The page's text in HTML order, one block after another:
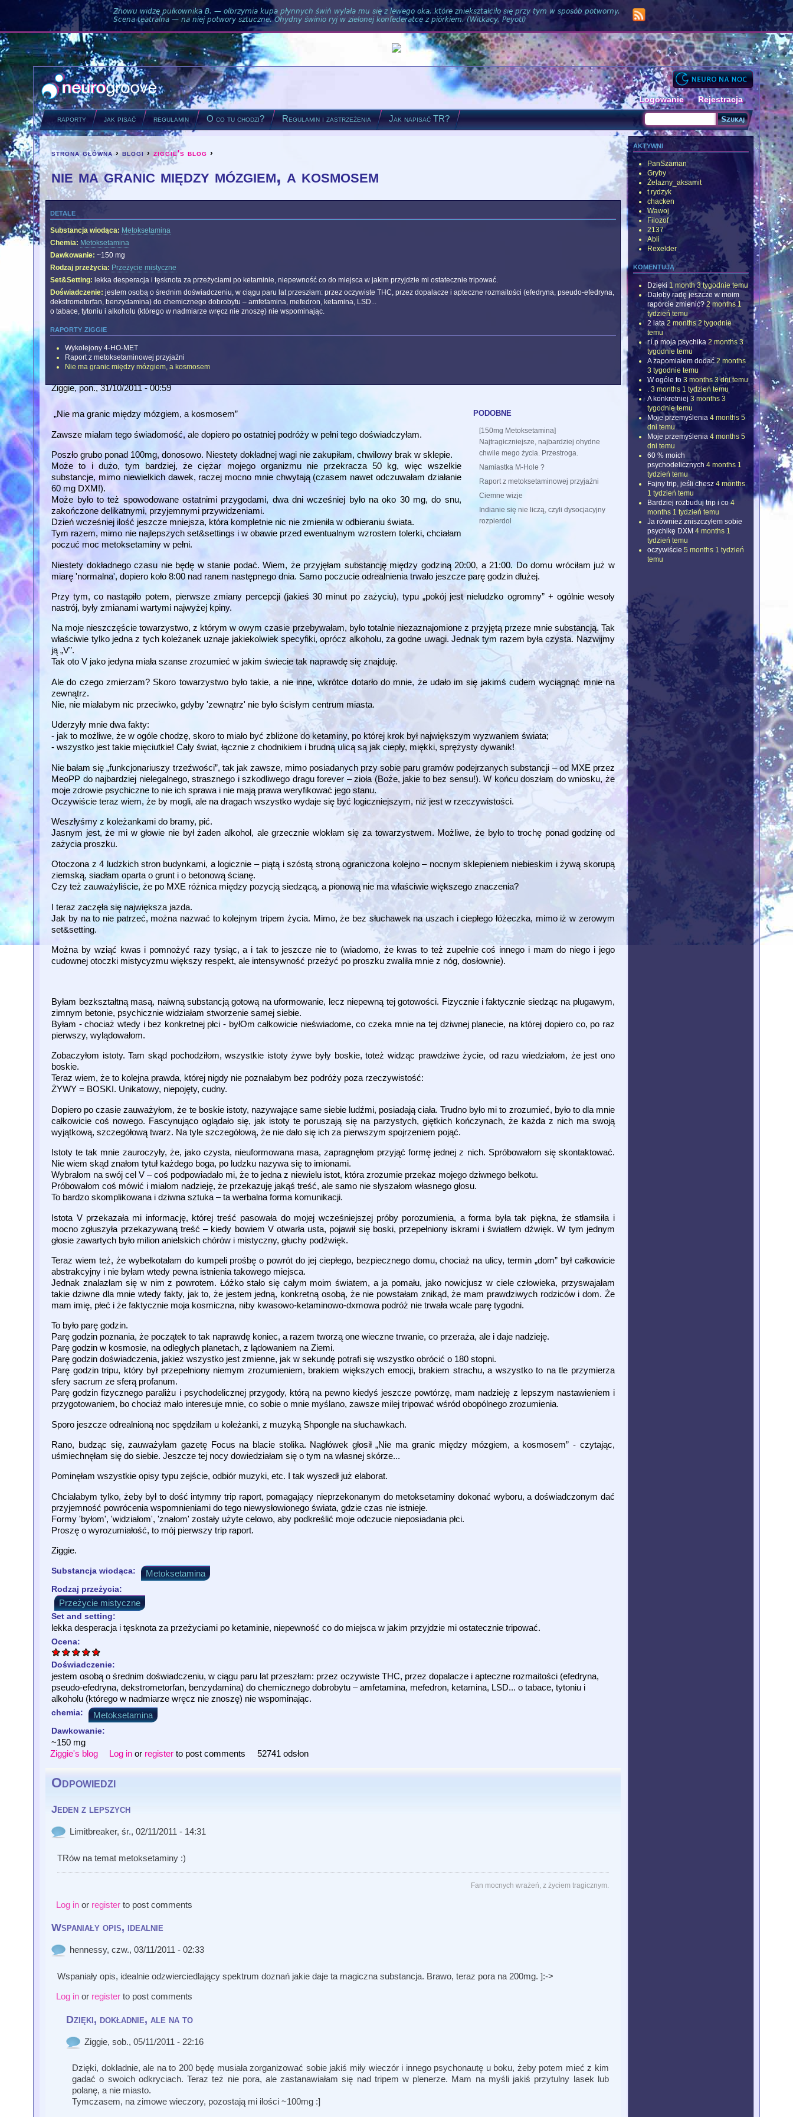
Znowu widzę pułkownika B. — olbrzymia kupa płynnych świń wylała mu się z lewego oka, które zniekształciło się przy tym w sposób potworny.
Scena teatralna — na niej potwory sztuczne. Ohydny świnio ryj w zielonej konfederatce z piórkiem. (Witkacy, Peyotl)
Logowanie Rejestracja
raporty jak pisać regulamin O co tu chodzi? Regulamin i zastrzeżenia Jak napisać TR?
Formularz wyszukiwania
you are here
strona główna ›blogi ›ziggie's blog ›
nie ma granic między mózgiem, a kosmosem
detale
Substancja wiodąca: Metoksetamina
Chemia: Metoksetamina
Dawkowanie: ~150 mg
Rodzaj przeżycia: Przeżycie mistyczne
Set&Setting: lekka desperacja i tęsknota za przeżyciami po ketaminie, niepewność co do miejsca w jakim przyjdzie mi ostatecznie tripować.
Doświadczenie: jestem osobą o średnim doświadczeniu, w ciągu paru lat przeszłam: przez oczywiste THC, przez dopalacze i apteczne rozmaitości (efedryna, pseudo-efedryna,
dekstrometorfan, benzydamina) do chemicznego dobrobytu – amfetamina, mefedron, ketamina, LSD...
o tabace, tytoniu i alkoholu (którego w nadmiarze wręcz nie znoszę) nie wspominając.
raporty ziggie
Wykolejony 4-HO-MET
Raport z metoksetaminowej przyjaźni
Nie ma granic między mózgiem, a kosmosem
Ziggie, pon., 31/10/2011 - 00:59
podobne
[150mg Metoksetamina]
Najtragiczniejsze, najbardziej ohydne
chwile mego życia. Przestroga.
Namiastka M-Hole ?
Raport z metoksetaminowej przyjaźni
Ciemne wizje
Indianie się nie liczą, czyli dysocjacyjny
rozpierdol
„Nie ma granic między mózgiem, a kosmosem”
Zawsze miałam tego świadomość, ale dopiero po ostatniej podróży w pełni tego doświadczyłam.
Poszło grubo ponad 100mg, donosowo. Niestety dokładnej wagi nie zakupiłam, chwilowy brak w sklepie.
Może to i dużo, tym bardziej, że ciężar mojego organizmu nie przekracza 50 kg, więc wszelkie
substancje, mimo niewielkich dawek, raczej mocno mnie chwytają (czasem nawet odczuwałam działanie
60 mg DXM!).
Może było to też spowodowane ostatnimi przygodami, dwa dni wcześniej było na oko 30 mg, do snu,
zakończone delikatnymi, przyjemnymi przywidzeniami.
Dzień wcześniej ilość jeszcze mniejsza, która kompletnie nic nie zmieniła w odbieraniu świata.
Tym razem, mimo nie najlepszych set&settings i w obawie przed ewentualnym wzrostem tolerki, chciałam
poczuć moc metoksetaminy w pełni.
Niestety dokładnego czasu nie będę w stanie podać. Wiem, że przyjęłam substancję między godziną 20:00, a 21:00. Do domu wróciłam już w
miarę 'normalna', dopiero koło 8:00 nad ranem następnego dnia. Samo poczucie odrealnienia trwało jeszcze parę godzin dłużej.
Przy tym, co nastąpiło potem, pierwsze zmiany percepcji (jakieś 30 minut po zażyciu), typu „pokój jest nieludzko ogromny” + ogólnie wesoły
nastrój, były zmianami wartymi najwyżej kpiny.
Na moje nieszczęście towarzystwo, z którym w owym czasie przebywałam, było totalnie niezaznajomione z przyjętą przeze mnie substancją. Tak
właściwie tylko jedna z tych koleżanek uznaje jakiekolwiek specyfiki, oprócz alkoholu, za godne uwagi. Jednak tym razem była czysta. Nazwijmy
ją „V”.
Tak oto V jako jedyna miała szanse zrozumieć w jakim świecie tak naprawdę się znajduję.
Ale do czego zmierzam? Skoro towarzystwo było takie, a nie inne, wkrótce dotarło do mnie, że udało im się jakimś cudem wyciągnąć mnie na
zewnątrz.
Nie, nie miałabym nic przeciwko, gdyby 'zewnątrz' nie było ścisłym centrum miasta.
Uderzyły mnie dwa fakty:
- jak to możliwe, że w ogóle chodzę, skoro to miało być zbliżone do ketaminy, po której krok był największym wyzwaniem świata;
- wszystko jest takie mięciutkie! Cały świat, łącznie z chodnikiem i brudną ulicą są jak ciepły, miękki, sprężysty dywanik!
Nie bałam się „funkcjonariuszy trzeźwości”, tak jak zawsze, mimo posiadanych przy sobie paru gramów podejrzanych substancji – od MXE przez
MeoPP do najbardziej nielegalnego, strasznego i szkodliwego dragu forever – zioła (Boże, jakie to bez sensu!). W końcu doszłam do wniosku, że
moje zdrowie psychiczne to nie ich sprawa i nie mają prawa weryfikować jego stanu.
Oczywiście teraz wiem, że by mogli, ale na dragach wszystko wydaje się być logiczniejszym, niż jest w rzeczywistości.
Weszłyśmy z koleżankami do bramy, pić.
Jasnym jest, że mi w głowie nie był żaden alkohol, ale grzecznie wlokłam się za towarzystwem. Możliwe, że było to trochę ponad godzinę od
zażycia proszku.
Otoczona z 4 ludzkich stron budynkami, a logicznie – piątą i szóstą stroną ograniczona kolejno – nocnym sklepieniem niebieskim i żywą skorupą
ziemską, siadłam oparta o grunt i o betonową ścianę.
Czy też zauważyliście, że po MXE różnica między pozycją siedzącą, a pionową nie ma właściwie większego znaczenia?
I teraz zaczęła się największa jazda.
Jak by na to nie patrzeć, można nazwać to kolejnym tripem życia. Mimo, że bez słuchawek na uszach i ciepłego łóżeczka, mimo iż w zerowym
set&setting.
Można by wziąć kwas i pomnożyć razy tysiąc, a i tak to jeszcze nie to (wiadomo, że kwas to też zupełnie coś innego i mam do niego i jego
cudownej otoczki mistycyzmu większy respekt, ale intensywność przeżyć po proszku zwaliła mnie z nóg, dosłownie).
Byłam bezkształtną masą, naiwną substancją gotową na uformowanie, lecz niepewną tej gotowości. Fizycznie i faktycznie siedząc na plugawym,
zimnym betonie, psychicznie widziałam stworzenie samej siebie.
Byłam - chociaż wtedy i bez konkretnej płci - byłOm całkowicie nieświadome, co czeka mnie na tej dziwnej planecie, na której dopiero co, po raz
pierwszy, wylądowałom.
Zobaczyłom istoty. Tam skąd pochodziłom, wszystkie istoty żywe były boskie, toteż widząc prawdziwe życie, od razu wiedziałom, że jest ono
boskie.
Teraz wiem, że to kolejna prawda, której nigdy nie poznałabym bez podróży poza rzeczywistość:
ŻYWY = BOSKI. Unikatowy, niepojęty, cudny.
Dopiero po czasie zauważyłom, że te boskie istoty, nazywające same siebie ludźmi, posiadają ciała. Trudno było mi to zrozumieć, było to dla mnie
całkowicie coś nowego. Fascynująco oglądało się, jak istoty te poruszają się na parzystych, giętkich kończynach, że każda z nich ma swoją
wyjątkową, szczegółową twarz. Na tyle szczegółową, że nie dało się ich za pierwszym spojrzeniem pojąć.
Istoty te tak mnie zauroczyły, że, jako czysta, nieuformowana masa, zapragnęłom przyjąć formę jednej z nich. Spróbowałom się skontaktować.
Nie wiem skąd znałom tytuł każdego boga, po ludzku nazywa się to imionami.
Wybrałom na swój cel V – coś podpowiadało mi, że to jedna z niewielu istot, która zrozumie przekaz mojego dziwnego bełkotu.
Próbowałom coś mówić i miałom nadzieję, że przekazuję jakąś treść, ale samo nie słyszałom własnego głosu.
To bardzo skomplikowana i dziwna sztuka – ta werbalna forma komunikacji.
Istota V przekazała mi informację, której treść pasowała do mojej wcześniejszej próby porozumienia, a forma była tak piękna, że stłamsiła i
mocno zgłuszyła przekazywaną treść – kiedy bowiem V otwarła usta, pojawił się boski, przepełniony iskrami i światłem dźwięk. W tym jednym
głosie zawartych było milion anielskich chórów i mistyczny, głuchy podźwięk.
Teraz wiem też, że wybełkotałam do kumpeli prośbę o powrót do jej ciepłego, bezpiecznego domu, chociaż na ulicy, termin „dom” był całkowicie
abstrakcyjny i nie byłam wtedy pewna istnienia takowego miejsca.
Jednak znalazłam się w nim z powrotem. Łóżko stało się całym moim światem, a ja pomału, jako nowicjusz w ciele człowieka, przyswajałam
takie dziwne dla mnie wtedy fakty, jak to, że jestem jedną, konkretną osobą, że nie powstałam znikąd, że mam prawdziwych rodziców i dom. Że
mam imię, płeć i że faktycznie moja kosmiczna, niby kwasowo-ketaminowo-dxmowa podróż nie trwała wcale parę tygodni.
To było parę godzin.
Parę godzin poznania, że początek to tak naprawdę koniec, a razem tworzą one wieczne trwanie, co przeraża, ale i daje nadzieję.
Parę godzin w kosmosie, na odległych planetach, z lądowaniem na Ziemi.
Parę godzin doświadczenia, jakież wszystko jest zmienne, jak w sekundę potrafi się wszystko obrócić o 180 stopni.
Parę godzin tripu, który był przepełniony niemym zrozumieniem, brakiem większych emocji, brakiem strachu, a wszystko to na tle przymierza
sfery sacrum ze sferą profanum.
Parę godzin fizycznego paraliżu i psychodelicznej przygody, którą na pewno kiedyś jeszcze powtórzę, mam nadzieję z lepszym nastawieniem i
przygotowaniem, bo chociaż mało interesuje mnie, co sobie o mnie myślano, zawsze milej tripować wśród obopólnego zrozumienia.
Sporo jeszcze odrealnioną noc spędziłam u koleżanki, z muzyką Shpongle na słuchawkach.
Rano, budząc się, zauważyłam gazetę Focus na blacie stolika. Nagłówek głosił „Nie ma granic między mózgiem, a kosmosem” - czytając,
uśmiechnęłam się do siebie. Jeszcze tej nocy dowiedziałam się o tym na własnej skórze...
Pominęłam wszystkie opisy typu zejście, odbiór muzyki, etc. I tak wyszedł już elaborat.
Chciałabym tylko, żeby był to dość intymny trip raport, pomagający nieprzekonanym do metoksetaminy dokonać wyboru, a doświadczonym dać
przyjemność powrócenia wspomnieniami do tego niewysłowionego świata, gdzie czas nie istnieje.
Formy 'byłom', 'widziałom', 'znałom' zostały użyte celowo, aby podkreślić moje odczucie nieposiadania płci.
Proszę o wyrozumiałość, to mój pierwszy trip raport.
Ziggie.
Substancja wiodąca: Metoksetamina
Rodzaj przeżycia:
Przeżycie mistyczne
Set and setting:
lekka desperacja i tęsknota za przeżyciami po ketaminie, niepewność co do miejsca w jakim przyjdzie mi ostatecznie tripować.
Ocena:
Doświadczenie:
jestem osobą o średnim doświadczeniu, w ciągu paru lat przeszłam: przez oczywiste THC, przez dopalacze i apteczne rozmaitości (efedryna,
pseudo-efedryna, dekstrometorfan, benzydamina) do chemicznego dobrobytu – amfetamina, mefedron, ketamina, LSD... o tabace, tytoniu i
alkoholu (którego w nadmiarze wręcz nie znoszę) nie wspominając.
chemia: Metoksetamina
Dawkowanie:
~150 mg
Ziggie's blog
Log in or register to post comments 52741 odsłon
Odpowiedzi
Jeden z lepszych
Limitbreaker, śr., 02/11/2011 - 14:31
TRów na temat metoksetaminy :)
Fan mocnych wrażeń, z życiem tragicznym.
Log inor registerto post comments
Wspaniały opis, idealnie
hennessy, czw., 03/11/2011 - 02:33
Wspaniały opis, idealnie odzwierciedlający spektrum doznań jakie daje ta magiczna substancja. Brawo, teraz pora na 200mg. ]:->
Log inor registerto post comments
Dzięki, dokładnie, ale na to
Ziggie, sob., 05/11/2011 - 22:16
Dzięki, dokładnie, ale na to 200 będę musiała zorganizować sobie jakiś miły wieczór i innego psychonautę u boku, żeby potem mieć z kim
gadać o swoich odkryciach. Teraz też nie pora, ale zastanawiałam się nad tripem w plenerze. Mam na myśli jakiś przytulny lasek lub
polanę, a nie miasto.
Tymczasem, na zimowe wieczory, pozostają mi ilości ~100mg :]
aktywni
PanSzaman
Gryby
Żelazny_aksamit
t.rydzyk
chacken
Wawoj
Filozof
2137
Abli
Rexelder
komentują
Dzięki 1 month 3 tygodnie temu
Dałoby radę jeszcze w moim
raporcie zmienić? 2 months 1
tydzień temu
2 lata 2 months 2 tygodnie
temu
r.i.p moja psychika 2 months 3
tygodnie temu
A zapomiałem dodać 2 months
3 tygodnie temu
W ogóle to 3 months 3 dni temu
3 months 1 tydzień temu
A konkretniej 3 months 3
tygodnie temu
Moje przemyślenia 4 months 5
dni temu
Moje przemyślenia 4 months 5
dni temu
60 % moich
psychodelicznych 4 months 1
tydzień temu
Fajny trip, jeśli chesz 4 months
1 tydzień temu
Bardziej rozbuduj trip i co 4
months 1 tydzień temu
Ja również zniszczyłem sobie
psychikę DXM 4 months 1
tydzień temu
oczywiście 5 months 1 tydzień
temu